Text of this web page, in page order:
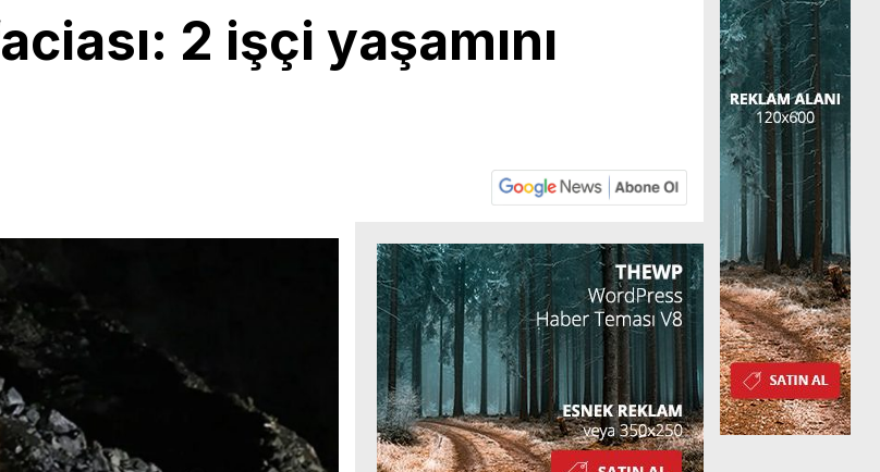
2 işçi yaşamını